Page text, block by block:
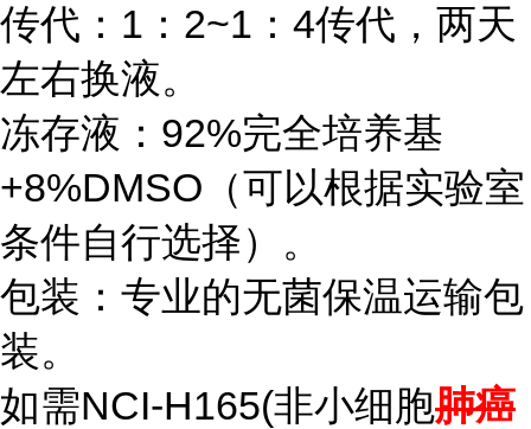
传代：1：2~1：4传代，两天
左右换液。
冻存液：92%完全培养基
+8%DMSO（可以根据实验室
条件自行选择）。
包装：专业的无菌保温运输包
装。
如需NCI-H165(非小细胞肺癌